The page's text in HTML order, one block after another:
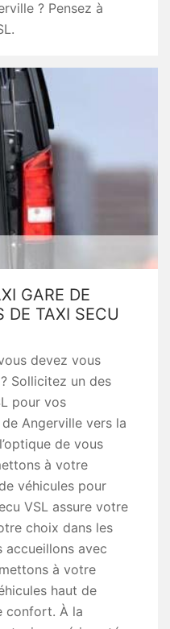
? Pensez à
GARE DE
DE TAXI SECU
devez vous
Sollicitez un des
pour vos
Angerville vers la
de vous
à votre
véhicules pour
VSL assure votre
choix dans les
accueillons avec
à votre
haut de
confort. À la